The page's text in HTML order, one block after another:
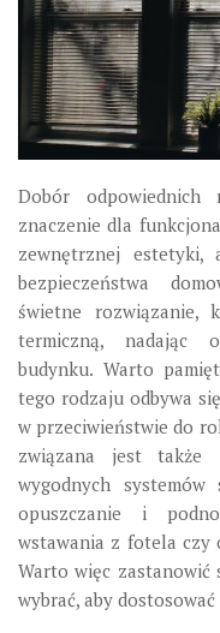
Dobór odpowiednich
znaczenie dla
zewnętrznej
bezpieczeństwa
świetne rozwiązanie,
termiczną, nadając
budynku. Warto
tego rodzaju odbywa
w przeciwieństwie do
związana jest także
wygodnych
opuszczanie i
wstawania z fotela czy
Warto więc zastanowić
wybrać, aby